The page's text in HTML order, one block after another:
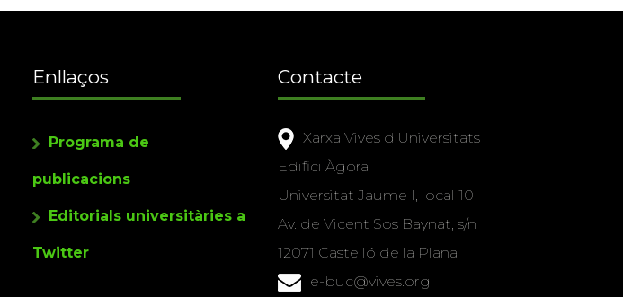
Enllaços
Programa de
publicacions
Editorials universitàries a
Twitter
Contacte
Xarxa Vives d'Universitats
Edifici Àgora
Universitat Jaume I, local 10
Av. de Vicent Sos Baynat, s/n
12071 Castelló de la Plana
e-buc@vives.org